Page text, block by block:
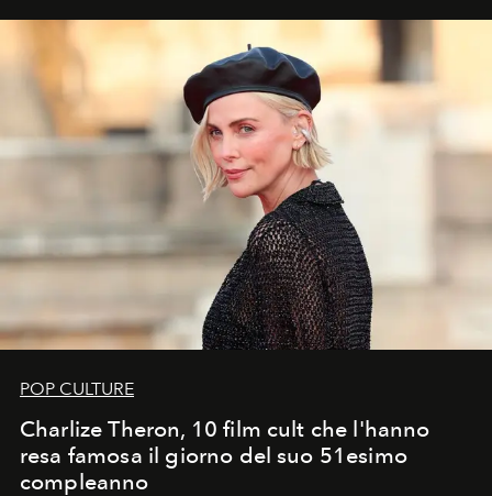
POP CULTURE
Charlize Theron, 10 film cult che l'hanno
resa famosa il giorno del suo 51esimo
compleanno